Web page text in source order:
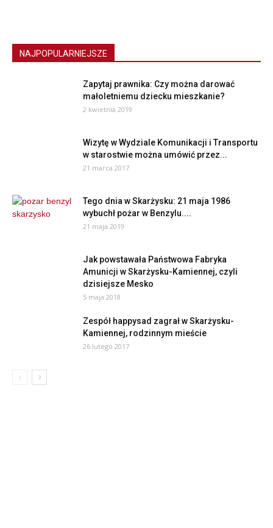
NAJPOPULARNIEJSZE
Zapytaj prawnika: Czy można darować
małoletniemu dziecku mieszkanie?
2 kwietnia 2019
Wizytę w Wydziale Komunikacji i Transportu
w starostwie można umówić przez...
21 marca 2017
Tego dnia w Skarżysku: 21 maja 1986
wybuchł pożar w Benzylu....
21 maja 2019
Jak powstawała Państwowa Fabryka
Amunicji w Skarżysku-Kamiennej, czyli
dzisiejsze Mesko
5 maja 2018
Zespół happysad zagrał w Skarżysku-
Kamiennej, rodzinnym mieście
26 lutego 2017